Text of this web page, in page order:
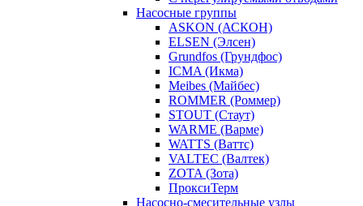
Насосные группы
ASKON (АСКОН)
ELSEN (Элсен)
Grundfos (Грундфос)
ICMA (Икма)
Meibes (Майбес)
ROMMER (Роммер)
STOUT (Стаут)
WARME (Варме)
WATTS (Ваттс)
VALTEC (Валтек)
ZOTA (Зота)
ПроксиТерм
Насосно-смесительные узлы